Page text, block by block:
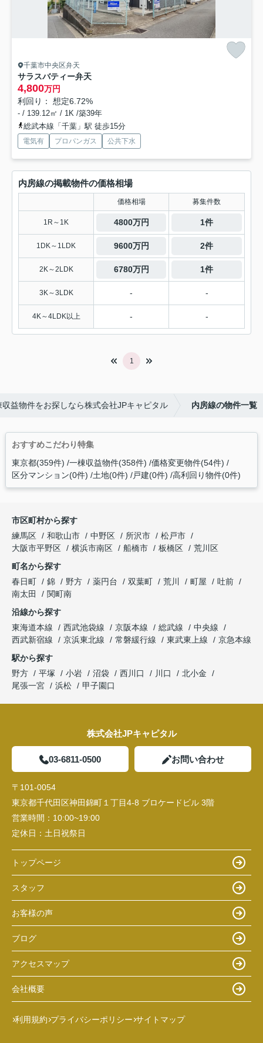
千葉市中央区弁天
サラスバティー弁天
4,800万円
利回り： 想定6.72%
- / 139.12㎡ / 1K /築39年
総武本線「千葉」駅 徒歩15分
電気有 プロパンガス 公共下水
内房線の掲載物件の価格相場
価格相場 募集件数
1R～1K 4800万円 1件
1DK～1LDK 9600万円 2件
2K～2LDK 6780万円 1件
3K～3LDK - -
4K～4LDK以上 - -
1
益物件をお探しなら株式会社JPキャピタル 内房線の物件一覧
おすすめこだわり特集
東京都(359件) 一棟収益物件(358件) 価格変更物件(54件)
区分マンション(0件) 土地(0件) 戸建(0件) 高利回り物件(0件)
市区町村から探す
練馬区
和歌山市 中野区 所沢市
松戸市
大阪市平野区
横浜市南区 船橋市 板橋区
荒川区
町名から探す
春日町
錦 野方 薬円台 双葉町 荒川 町屋
吐前
南太田
関町南
沿線から探す
東海道本線
西武池袋線 京阪本線 総武線
中央線
西武新宿線
京浜東北線 常磐緩行線 東武東上線
京急本線
駅から探す
野方
平塚 小岩 沼袋 西川口 川口
北小金
尾張一宮
浜松 甲子園口
株式会社JPキャピタル
03-6811-0500 お問い合わせ
〒101-0054
東京都千代田区神田錦町１丁目4-8 ブロケードビル 3階
営業時間： 10:00~19:00
定休日： 土日祝祭日
トップページ
スタッフ
お客様の声
ブログ
アクセスマップ
会社概要
利用規約 プライバシーポリシー サイトマップ